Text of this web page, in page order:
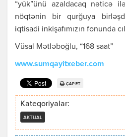
“yük”ünü azaldacaq nəticə
nöqtənin bir qurğuya
iqtisadi inkişafımızın fonunda
Vüsal Mətləboğlu, “168 saat”
www.sumqayitxeber.com
ÇAP ET
Kateqoriyalar:
AKTUAL